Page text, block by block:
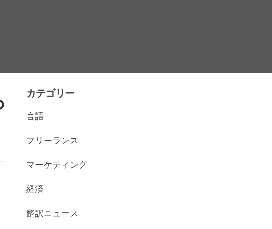
カテゴリー
言語
フリーランス
マーケティング
経済
翻訳ニュース